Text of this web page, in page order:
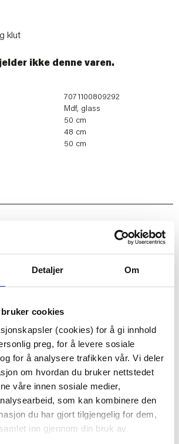
Detaljer Om
cookies
(cookies) for å gi innhold
preg, for å levere sosiale
for å analysere trafikken vår. Vi deler
om hvordan du bruker nettstedet
våre innen sosiale medier,
som kan kombinere den
du har gjort tilgjengelig for dem,
inn gjennom din bruk av
klut
ikke denne varen.
7071100809292
Mdf, glass
50 cm
48 cm
50 cm
LYSHOLDER EZRA Ø
9,3 CM ROSA
79,90
KJØP